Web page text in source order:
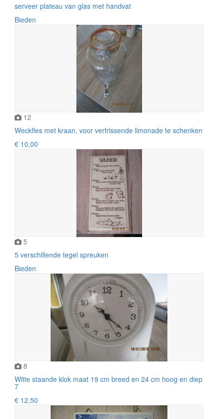
serveer plateau van glas met handvat
Bieden
12
Weckfles met kraan, voor verfrissende limonade te schenken
€ 10,00
5
5 verschillende tegel spreuken
Bieden
8
Witte staande klok maat 19 cm breed en 24 cm hoog en diep
7
€ 12,50